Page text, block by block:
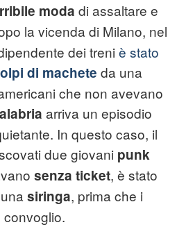
moda di assaltare e
la vicenda di Milano, nel
dei treni è stato
di machete da una
che non avevano
arriva un episodio
In questo caso, il
due giovani punk
senza ticket, è stato
siringa, prima che i